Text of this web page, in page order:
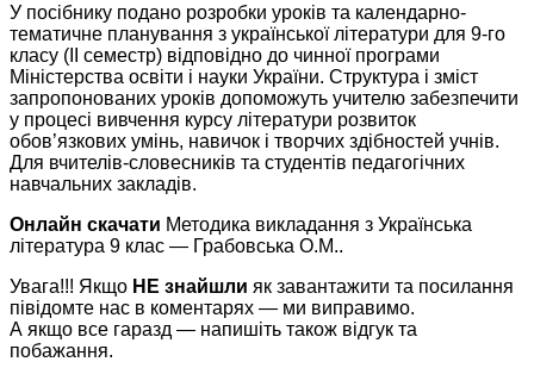
У посібнику подано розробки уроків та календарно-
тематичне планування з української літератури для 9-го
класу (ІI семестр) відповідно до чинної програми
Міністерства освіти і науки України. Структура і зміст
запропонованих уроків допоможуть учителю забезпечити
у процесі вивчення курсу літератури розвиток
обов’язкових умінь, навичок і творчих здібностей учнів.
Для вчителів-словесників та студентів педагогічних
навчальних закладів.
Онлайн скачати Методика викладання з Українська
література 9 клас — Грабовська О.М..
Увага!!! Якщо НЕ знайшли як завантажити та посилання
півідомте нас в коментарях — ми виправимо.
А якщо все гаразд — напишіть також відгук та
побажання.